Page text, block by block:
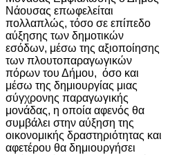
Νάουσας επωφελείται
πολλαπλώς, τόσο σε επίπεδο
αύξησης των δημοτικών
εσόδων, μέσω της αξιοποίησης
των πλουτοπαραγωγικών
πόρων του Δήμου, όσο και
μέσω της δημιουργίας μιας
σύγχρονης παραγωγικής
μονάδας, η οποία αφενός θα
συμβάλει στην αύξηση της
οικονομικής δραστηριότητας και
αφετέρου θα δημιουργήσει